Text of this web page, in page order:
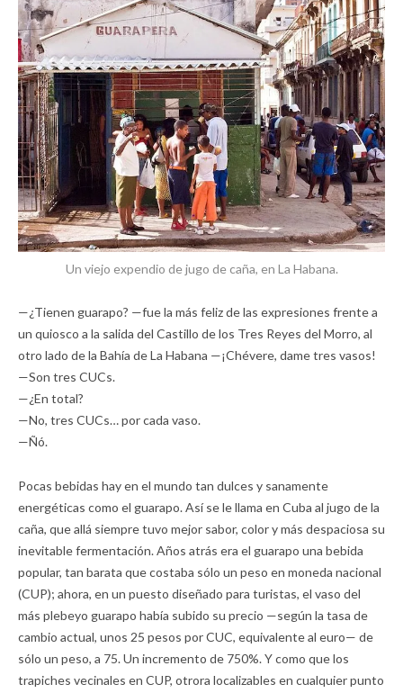
Un viejo expendio de jugo de caña, en La Habana.
—¿Tienen guarapo? —fue la más feliz de las expresiones frente a
un quiosco a la salida del Castillo de los Tres Reyes del Morro, al
otro lado de la Bahía de La Habana —¡Chévere, dame tres vasos!
—Son tres CUCs.
—¿En total?
—No, tres CUCs… por cada vaso.
—Ñó.
Pocas bebidas hay en el mundo tan dulces y sanamente
energéticas como el guarapo. Así se le llama en Cuba al jugo de la
caña, que allá siempre tuvo mejor sabor, color y más despaciosa su
inevitable fermentación. Años atrás era el guarapo una bebida
popular, tan barata que costaba sólo un peso en moneda nacional
(CUP); ahora, en un puesto diseñado para turistas, el vaso del
más plebeyo guarapo había subido su precio —según la tasa de
cambio actual, unos 25 pesos por CUC, equivalente al euro— de
sólo un peso, a 75. Un incremento de 750%. Y como que los
trapiches vecinales en CUP, otrora localizables en cualquier punto